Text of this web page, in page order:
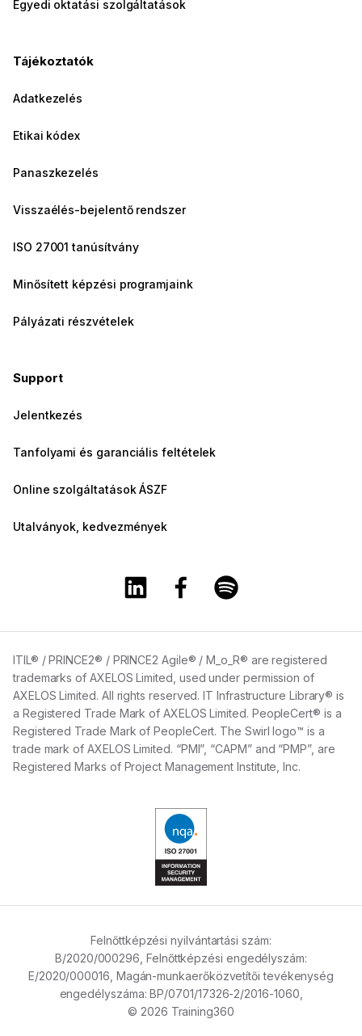
Egyedi oktatási szolgáltatások
Tájékoztatók
Adatkezelés
Etikai kódex
Panaszkezelés
Visszaélés-bejelentő rendszer
ISO 27001 tanúsítvány
Minősített képzési programjaink
Pályázati részvételek
Support
Jelentkezés
Tanfolyami és garanciális feltételek
Online szolgáltatások ÁSZF
Utalványok, kedvezmények
A Training360 Linkedin oldala
A Training360 Facebook
ITIL® / PRINCE2® / PRINCE2 Agile® / M_o_R® are registered
trademarks of AXELOS Limited, used under permission of
AXELOS Limited. All rights reserved. IT Infrastructure Library® is
a Registered Trade Mark of AXELOS Limited. PeopleCert® is a
Registered Trade Mark of PeopleCert. The Swirl logo™ is a
trade mark of AXELOS Limited. “PMI”, “CAPM” and “PMP”, are
Registered Marks of Project Management Institute, Inc.
Felnőttképzési nyilvántartási szám:
B/2020/000296, Felnőttképzési engedélyszám:
E/2020/000016, Magán-munkaerőközvetítői tevékenység
engedélyszáma:BP/0701/17326-2/2016-1060,
© 2026 Training360